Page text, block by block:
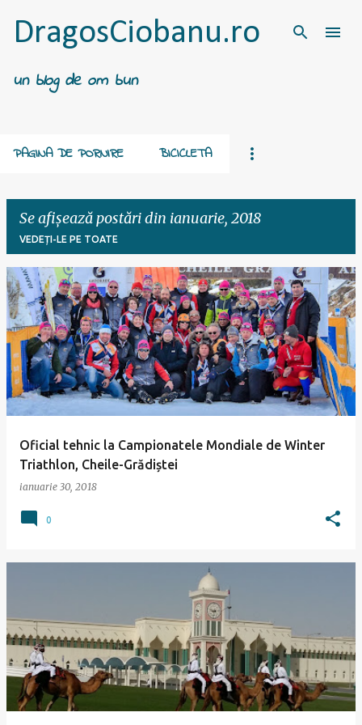
Treceți la conținutul principal
DragosCiobanu.ro
un blog de om bun
PAGINA DE PORNIRE BICICLETA
Se afișează postări din ianuarie, 2018
VEDEȚI-LE PE TOATE
P
o
s
ă
r
Oficial tehnic la Campionatele Mondiale de Winter
Triathlon, Cheile-Grădiștei
ianuarie 30, 2018
0